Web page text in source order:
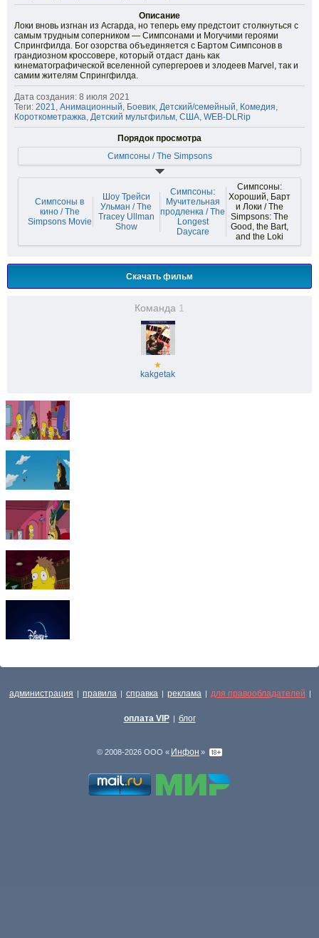
Описание
Локи вновь изгнан из Асгарда, но теперь ему предстоит столкнуться с
самым трудным соперником — Симпсонами и Могучими героями
Спрингфилда. Бог озорства объединяется с Бартом Симпсонов в
грандиозном кроссовере, который отдаст дань как
кинематографической вселенной супергероев и злодеев Marvel, так и
самим жителям Спрингфилда.
Дата создания: 8 июля 2021
Теги: 2021 Анимационный Боевик Детский/семейный Комедия
Короткометражка Детский мультфильм США WEB-DLRip
Порядок просмотра
Симпсоны / The Simpsons
Симпсоны в
кино / The
Simpsons Movie
Шоу Трейси
Ульман / The
Tracey Ullman
Show
Симпсоны:
Мучительная
продленка / The
Longest
Daycare
Симпсоны:
Хороший, Барт
и Локи / The
Simpsons: The
Good, the Bart,
and the Loki
Скачать фильм
Команда 1
★
kakgetak
администрация | правила | справка | реклама | для правообладателей |
оплата VIP | блог
© 2008-2026 ООО « Инфон »